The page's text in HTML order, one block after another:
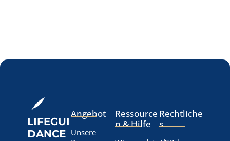
LIFEGUI
DANCE
Angebot
Unsere
Ressource
n & Hilfe
Rechtliche
s